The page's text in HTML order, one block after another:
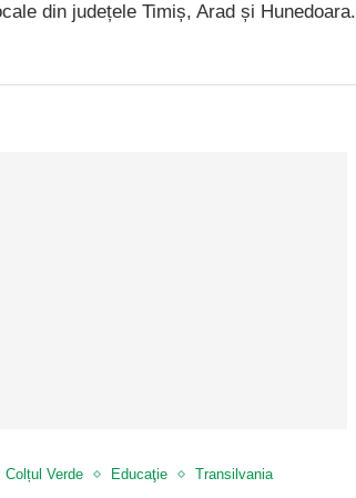
din județele Timiș, Arad și Hunedoara.
Colțul Verde Educaţie Transilvania